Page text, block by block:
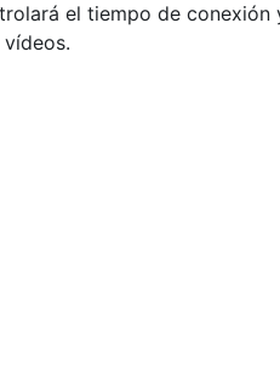
el tiempo de conexión